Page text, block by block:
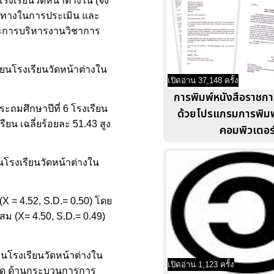
งในการประเมิน และ
ารบริหารงานวิชาการ
โรงเรียนวัดหน้าต่างใน
ะถมศึกษาปีที่ 6 โรงเรียน
น เฉลี่ยร้อยละ 51.43 สูง
รงเรียนวัดหน้าต่างใน
4.52, S.D.= 0.50) โดย
(X= 4.50, S.D.= 0.49)
โรงเรียนวัดหน้าต่างใน
ด้านกระบวนการการ
เปิดอ่าน 37,148 ครั้ง
การพิมพ์หนังสือราชก
ด้วยโปรแกรมการพิม
คอมพิวเตอ
เปิดอ่าน 1,123 ครั้ง